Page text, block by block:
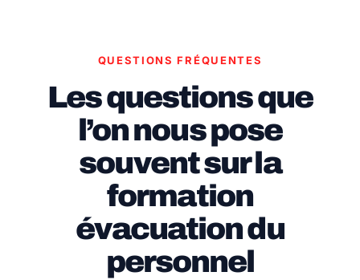
QUESTIONS FRÉQUENTES
Les questions que
l’on nous pose
souvent sur la
formation
évacuation du
personnel